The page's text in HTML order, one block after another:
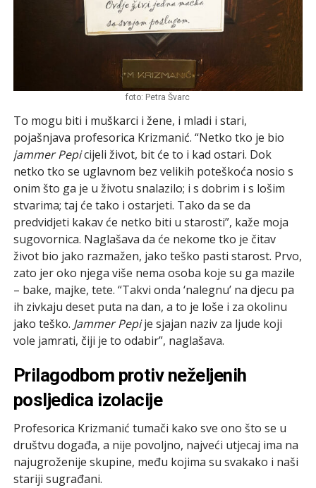
foto: Petra Švarc
To mogu biti i muškarci i žene, i mladi i stari,
pojašnjava profesorica Krizmanić. “Netko tko je bio
jammer Pepicijeli život, bit će to i kad ostari. Dok
netko tko se uglavnom bez velikih poteškoća nosio s
onim što ga je u životu snalazilo; i s dobrim i s lošim
stvarima; taj će tako i ostarjeti. Tako da se da
predvidjeti kakav će netko biti u starosti”, kaže moja
sugovornica. Naglašava da će nekome tko je čitav
život bio jako razmažen, jako teško pasti starost. Prvo,
zato jer oko njega više nema osoba koje su ga mazile
– bake, majke, tete. “Takvi onda ‘nalegnu’ na djecu pa
ih zivkaju deset puta na dan, a to je loše i za okolinu
jako teško. Jammer Pepije sjajan naziv za ljude koji
vole jamrati, čiji je to odabir”, naglašava.
Prilagodbom protiv neželjenih
posljedica izolacije
Profesorica Krizmanić tumači kako sve ono što se u
društvu događa, a nije povoljno, najveći utjecaj ima na
najugroženije skupine, među kojima su svakako i naši
stariji sugrađani.